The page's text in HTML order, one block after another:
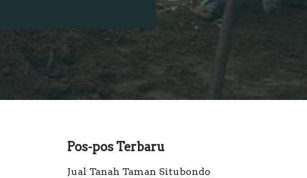
Pos-pos Terbaru
Jual Tanah Taman Situbondo